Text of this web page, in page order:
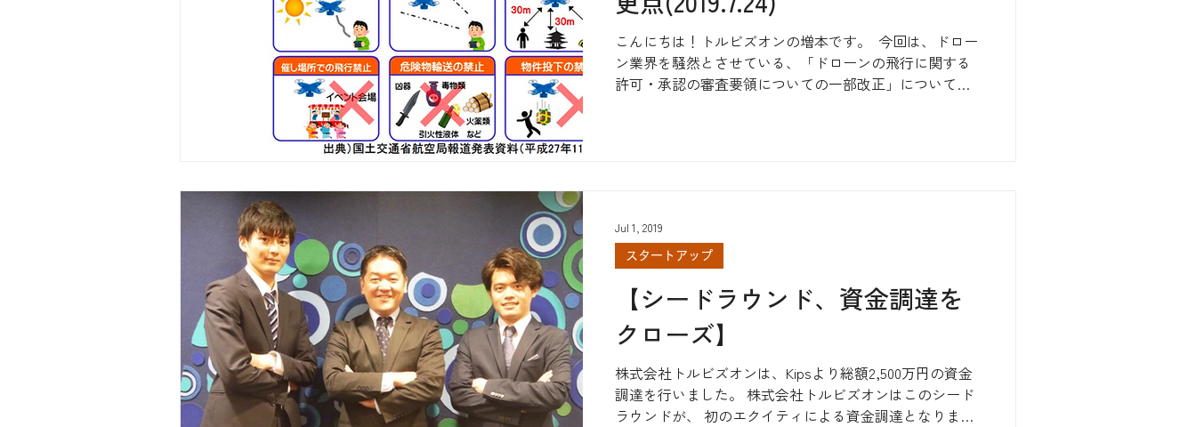
こんにちは！トルビズオンの増本です。​ ​ 今回は、ドロー
ン業界を騒然とさせている、「ドローンの飛行に関する
許可・承認の審査要領についての一部改正」について、
【シードラウンド、資金調達を
クローズ】
株式会社トルビズオンは、Kipsより総額2,500万円の資金
調達を行いました。 株式会社トルビズオンはこのシード
ラウンドが、 初のエクイティによる資金調達となりま
スタートアップ
Jul 1, 2019